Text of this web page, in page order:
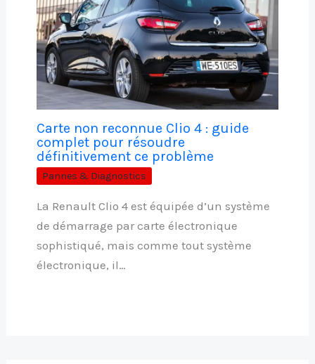
Carte non reconnue Clio 4 : guide
complet pour résoudre
définitivement ce problème
Pannes & Diagnostics
La Renault Clio 4 est équipée d’un système
de démarrage par carte électronique
sophistiqué, mais comme tout système
électronique, il…